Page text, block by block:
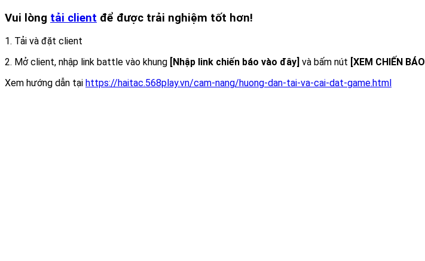
Vui lòng tải client để được trải nghiệm tốt hơn!
1. Tải và đặt client
2. Mở client, nhập link battle vào khung
[Nhập link chiến báo vào đây] và bấm nút [XEM CHIẾN BÁO]
Xem hướng dẫn tại https://haitac.568play.vn/cam-nang/huong-dan-tai-va-cai-dat-game.html